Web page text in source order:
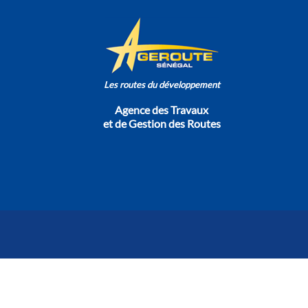
Les routes du développement
Agence des Travaux
et de Gestion des Routes